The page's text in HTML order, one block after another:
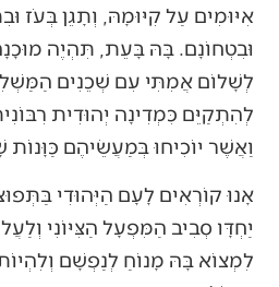
אִיּוּמִים עַל קִיּוּמָהּ, וְתָגֵן בְּעֹז
וּבִטְחוֹנָם. בָּהּ בָּעֵת, תִּהְיֶה
לְשָׁלוֹם אֲמִתִּי עִם שְׁכֵנִים
לְהִתְקַיֵּם כִּמְדִינָה יְהוּדִית
וַאֲשֶׁר יוֹכִיחוּ בְּמַעֲשֵׂיהֶם
אָנוּ קוֹרְאִים לָעָם הַיְּהוּדִי
יַחְדָּו סְבִיב הַמִּפְעָל הַצִּיּוֹנִי
לִמְצוֹא בָּהּ מָנוֹחַ לְנַפְשָׁם